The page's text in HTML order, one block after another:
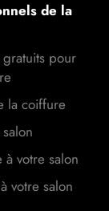
de la
pour
la coiffure
votre salon
votre salon